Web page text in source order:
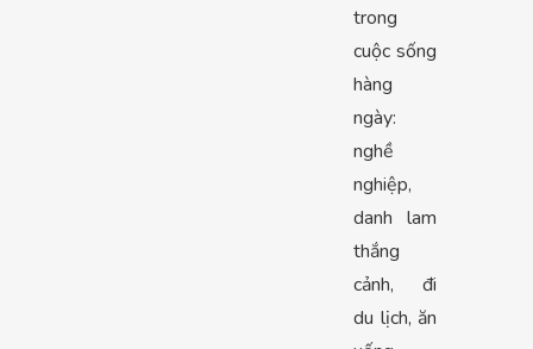
trong
cuộc sống
hàng
ngày:
nghề
nghiệp,
danh lam
thắng
cảnh, đi
du lịch, ăn